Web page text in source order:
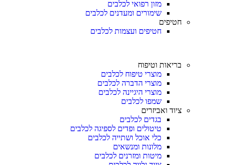
מזון רפואי לכלבים
שימורים ומעדנים לכלבים
חטיפים
חטיפים ועצמות לכלבים
בריאות וטיפוח
מוצרי טיפוח לכלבים
מוצרי הדברה לכלבים
מוצרי היגיינה לכלבים
שמפו לכלבים
ציוד ואביזרים
בגדים לכלבים
טיטולים ופדים לספיגה לכלבים
כלי אוכל ושתייה לכלבים
מלונות ומנשאים
מיטות ומזרנים לכלבים